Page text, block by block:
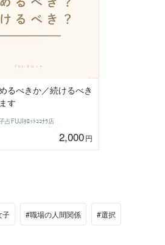
るべきか／続けるべき
す
占FUJIﾀﾛｯﾄｺｺﾅﾗ店
2,000円
子 #職場の人間関係 #選択